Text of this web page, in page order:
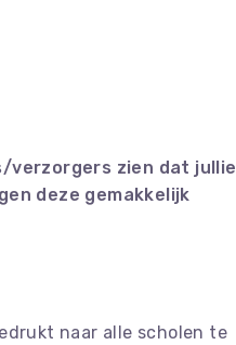
verzorgers zien dat jullie
deze gemakkelijk
naar alle scholen te